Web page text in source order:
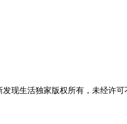
现生活独家版权所有，未经许